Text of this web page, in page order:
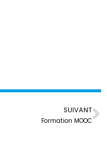
SUIVANT
Formation MOOC